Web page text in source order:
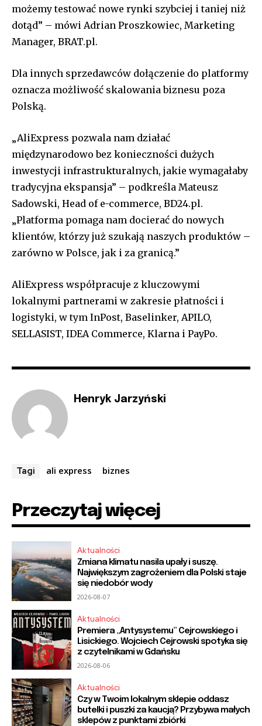
możemy testować nowe rynki szybciej i taniej niż
dotąd” – mówi Adrian Proszkowiec, Marketing
Manager, BRAT.pl.
Dla innych sprzedawców dołączenie do platformy
oznacza możliwość skalowania biznesu poza
Polską.
„AliExpress pozwala nam działać
międzynarodowo bez konieczności dużych
inwestycji infrastrukturalnych, jakie wymagałaby
tradycyjna ekspansja” – podkreśla Mateusz
Sadowski, Head of e-commerce, BD24.pl.
„Platforma pomaga nam docierać do nowych
klientów, którzy już szukają naszych produktów –
zarówno w Polsce, jak i za granicą.”
AliExpress współpracuje z kluczowymi
lokalnymi partnerami w zakresie płatności i
logistyki, w tym InPost, Baselinker, APILO,
SELLASIST, IDEA Commerce, Klarna i PayPo.
Henryk Jarzyński
Tagi ali express biznes
Przeczytaj więcej
Aktualności
Zmiana klimatu nasila upały i suszę.
Największym zagrożeniem dla Polski staje
się niedobór wody
2026-08-07
Aktualności
Premiera „Antysystemu” Cejrowskiego i
Lisickiego. Wojciech Cejrowski spotyka się
z czytelnikami w Gdańsku
2026-08-06
Aktualności
Czy w Twoim lokalnym sklepie oddasz
butelki i puszki za kaucją? Przybywa małych
sklepów z punktami zbiórki